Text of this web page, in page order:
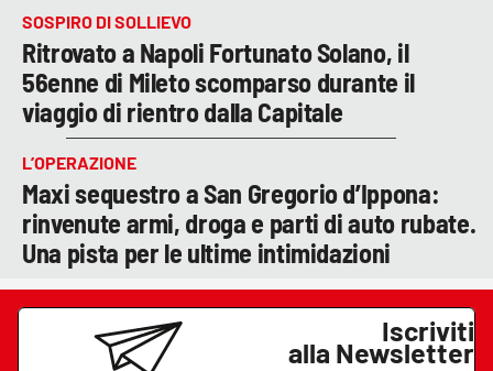
SOSPIRO DI SOLLIEVO
Ritrovato a Napoli Fortunato Solano, il
56enne di Mileto scomparso durante il
viaggio di rientro dalla Capitale
L’OPERAZIONE
Maxi sequestro a San Gregorio d’Ippona:
rinvenute armi, droga e parti di auto rubate.
Una pista per le ultime intimidazioni
Iscriviti
alla Newsletter